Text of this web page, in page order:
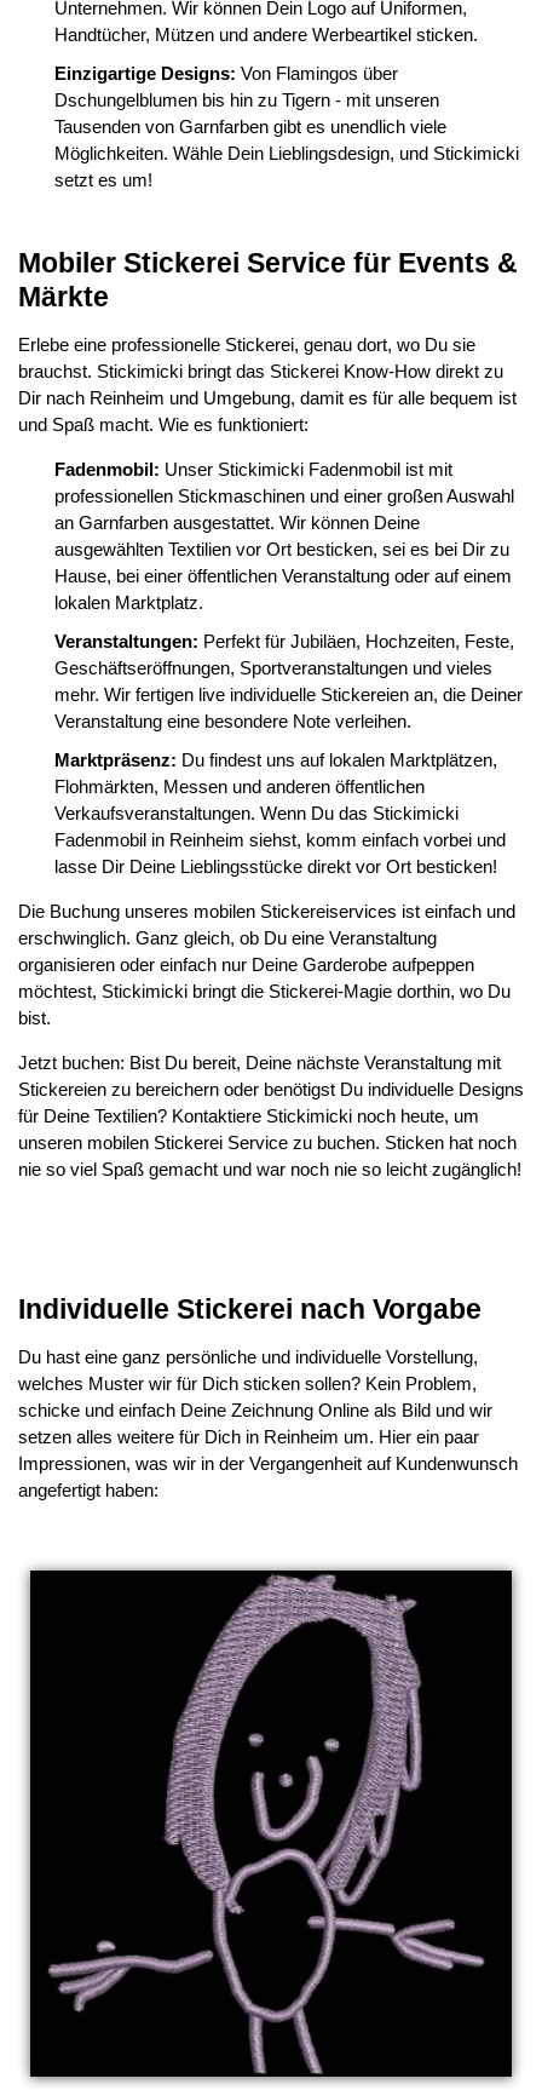
Unternehmen. Wir können Dein Logo auf Uniformen,
Handtücher, Mützen und andere Werbeartikel sticken.
Einzigartige Designs: Von Flamingos über
Dschungelblumen bis hin zu Tigern - mit unseren
Tausenden von Garnfarben gibt es unendlich viele
Möglichkeiten. Wähle Dein Lieblingsdesign, und Stickimicki
setzt es um!
Mobiler Stickerei Service für Events &
Märkte
Erlebe eine professionelle Stickerei, genau dort, wo Du sie
brauchst. Stickimicki bringt das Stickerei Know-How direkt zu
Dir nach Reinheim und Umgebung, damit es für alle bequem ist
und Spaß macht. Wie es funktioniert:
Fadenmobil: Unser Stickimicki Fadenmobil ist mit
professionellen Stickmaschinen und einer großen Auswahl
an Garnfarben ausgestattet. Wir können Deine
ausgewählten Textilien vor Ort besticken, sei es bei Dir zu
Hause, bei einer öffentlichen Veranstaltung oder auf einem
lokalen Marktplatz.
Veranstaltungen: Perfekt für Jubiläen, Hochzeiten, Feste,
Geschäftseröffnungen, Sportveranstaltungen und vieles
mehr. Wir fertigen live individuelle Stickereien an, die Deiner
Veranstaltung eine besondere Note verleihen.
Marktpräsenz: Du findest uns auf lokalen Marktplätzen,
Flohmärkten, Messen und anderen öffentlichen
Verkaufsveranstaltungen. Wenn Du das Stickimicki
Fadenmobil in Reinheim siehst, komm einfach vorbei und
lasse Dir Deine Lieblingsstücke direkt vor Ort besticken!
Die Buchung unseres mobilen Stickereiservices ist einfach und
erschwinglich. Ganz gleich, ob Du eine Veranstaltung
organisieren oder einfach nur Deine Garderobe aufpeppen
möchtest, Stickimicki bringt die Stickerei-Magie dorthin, wo Du
bist.
Jetzt buchen: Bist Du bereit, Deine nächste Veranstaltung mit
Stickereien zu bereichern oder benötigst Du individuelle Designs
für Deine Textilien? Kontaktiere Stickimicki noch heute, um
unseren mobilen Stickerei Service zu buchen. Sticken hat noch
nie so viel Spaß gemacht und war noch nie so leicht zugänglich!
Individuelle Stickerei nach Vorgabe
Du hast eine ganz persönliche und individuelle Vorstellung,
welches Muster wir für Dich sticken sollen? Kein Problem,
schicke und einfach Deine Zeichnung Online als Bild und wir
setzen alles weitere für Dich in Reinheim um. Hier ein paar
Impressionen, was wir in der Vergangenheit auf Kundenwunsch
angefertigt haben: